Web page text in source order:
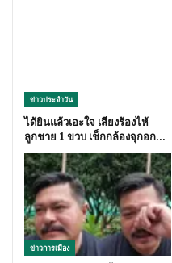
ข่าวประจำวัน
ได้ยินแล้วเอะใจ เสียงร้องไห้
ลูกชาย 1 ขวบ เช็กกล้องจุกอก…
ข่าวการเมือง